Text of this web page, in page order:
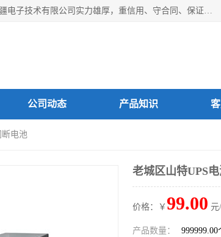
洛阳迎疆电子技术有限公司从事：洛阳山特UPS电源维修等服务。洛阳迎疆电子技术有限公司实力雄厚，重信用、守合同、保证产品质量，以多品种经营特色和薄利多销的原则，赢得了广大客户的信任。公司的宗旨——用服务求发展，用质量求生存！
公司动态 产品知识
断电池
老城区山特UPS
价格：￥ 99.00 元
产品数量： 999999.00